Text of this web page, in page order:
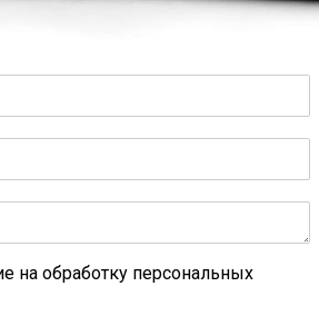
на обработку персональных